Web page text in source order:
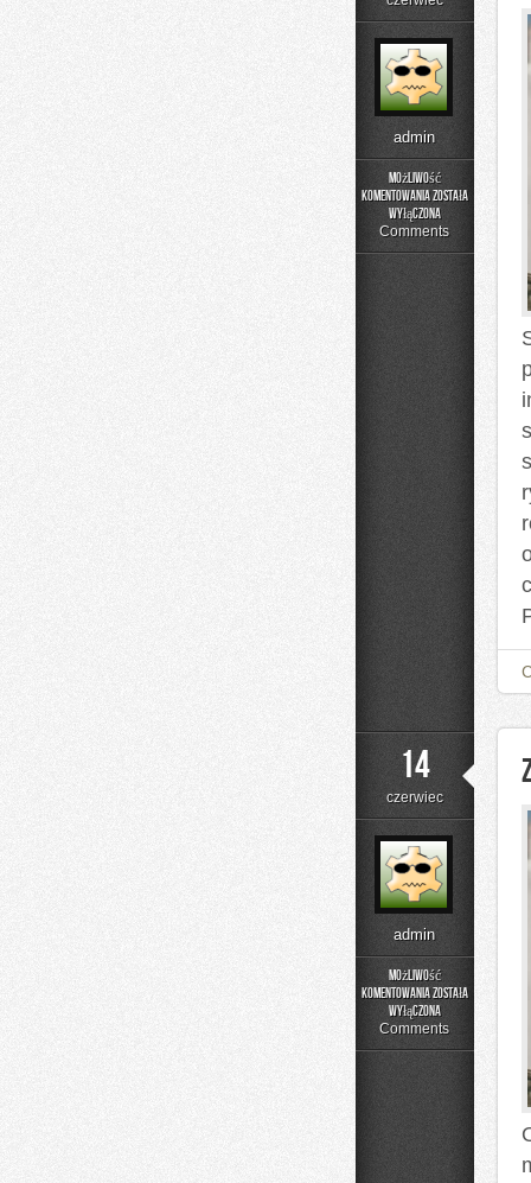
admin
Możliwość
komentowania
Size
została
wyłączona
Comments
14
czerwiec
admin
Możliwość
komentowania
Zapachowe
Inspiracje
została
wyłączona
Comments